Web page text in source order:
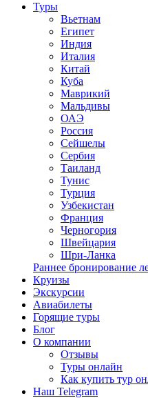
Туры
Вьетнам
Египет
Индия
Италия
Китай
Куба
Маврикий
Мальдивы
ОАЭ
Россия
Сейшелы
Сербия
Таиланд
Тунис
Турция
Узбекистан
Франция
Черногория
Швейцария
Шри-Ланка
Раннее бронирование
Круизы
Экскурсии
Авиабилеты
Горящие туры
Блог
О компании
Отзывы
Туры онлайн
Как купить тур
Наш Telegram